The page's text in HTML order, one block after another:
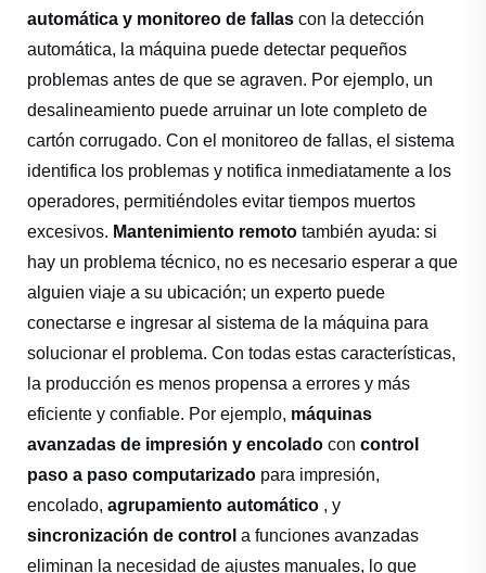
automática y monitoreo de fallas con la detección
automática, la máquina puede detectar pequeños
problemas antes de que se agraven. Por ejemplo, un
desalineamiento puede arruinar un lote completo de
cartón corrugado. Con el monitoreo de fallas, el sistema
identifica los problemas y notifica inmediatamente a los
operadores, permitiéndoles evitar tiempos muertos
excesivos. Mantenimiento remoto también ayuda: si
hay un problema técnico, no es necesario esperar a que
alguien viaje a su ubicación; un experto puede
conectarse e ingresar al sistema de la máquina para
solucionar el problema. Con todas estas características,
la producción es menos propensa a errores y más
eficiente y confiable. Por ejemplo, máquinas
avanzadas de impresión y encolado con control
paso a paso computarizado para impresión,
encolado, agrupamiento automático , y
sincronización de control a funciones avanzadas
eliminan la necesidad de ajustes manuales, lo que